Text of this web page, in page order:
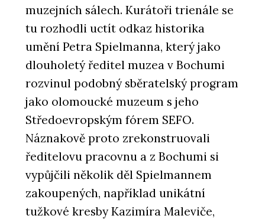
muzejních sálech. Kurátoři trienále se
tu rozhodli uctít odkaz historika
umění Petra Spielmanna, který jako
dlouholetý ředitel muzea v Bochumi
rozvinul podobný sběratelský program
jako olomoucké muzeum s jeho
Středoevropským fórem SEFO.
Náznakově proto zrekonstruovali
ředitelovu pracovnu a z Bochumi si
vypůjčili několik děl Spielmannem
zakoupených, například unikátní
tužkové kresby Kazimíra Maleviče,